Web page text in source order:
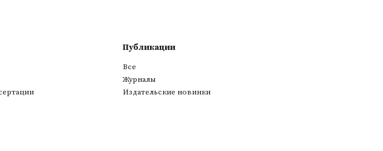
Публикации
Все
Журналы
Издательские новинки